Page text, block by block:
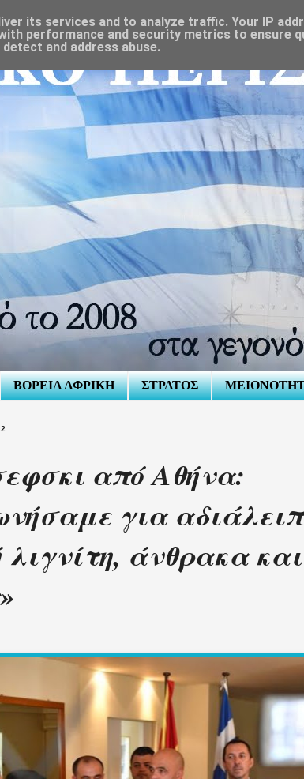
ΒΟΡΕΙΑ ΑΦΡΙΚΗ ΣΤΡΑΤΟΣ
από Αθήνα:
για
άνθρακα και
its services and to analyze traffic. Your IP
performance and security metrics to ensure
and address abuse.